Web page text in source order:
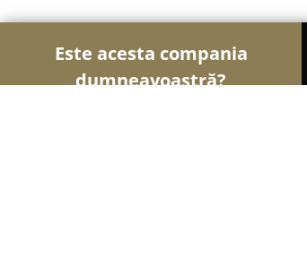
Este acesta compania
dumneavoastră?